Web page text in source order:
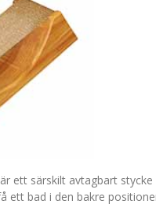
är ett särskilt avtagbart
ett bad i den bakre